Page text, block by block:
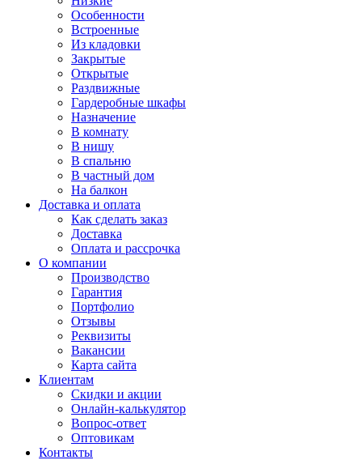
Особенности
Встроенные
Из кладовки
Закрытые
Открытые
Раздвижные
Гардеробные шкафы
Назначение
В комнату
В нишу
В спальню
В частный дом
На балкон
Доставка и оплата
Как сделать заказ
Доставка
Оплата и рассрочка
О компании
Производство
Гарантия
Портфолио
Отзывы
Реквизиты
Вакансии
Карта сайта
Клиентам
Скидки и акции
Онлайн-калькулятор
Вопрос-ответ
Оптовикам
Контакты